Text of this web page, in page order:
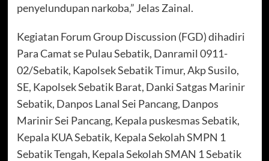
penyelundupan narkoba,” Jelas Zainal.
Kegiatan Forum Group Discussion (FGD) dihadiri
Para Camat se Pulau Sebatik, Danramil 0911-
02/Sebatik, Kapolsek Sebatik Timur, Akp Susilo,
SE, Kapolsek Sebatik Barat, Danki Satgas Marinir
Sebatik, Danpos Lanal Sei Pancang, Danpos
Marinir Sei Pancang, Kepala puskesmas Sebatik,
Kepala KUA Sebatik, Kepala Sekolah SMPN 1
Sebatik Tengah, Kepala Sekolah SMAN 1 Sebatik